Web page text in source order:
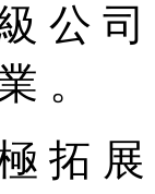
公
。
拓